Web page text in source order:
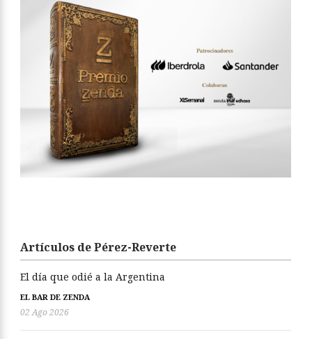
Artículos de Pérez-Reverte
El día que odié a la Argentina
EL BAR DE ZENDA
02 Ago 2026